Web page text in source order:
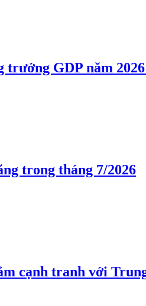
trưởng GDP năm
trong tháng 7/2026
cạnh tranh với